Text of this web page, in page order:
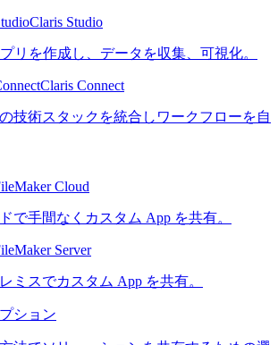
Claris Studio
リを作成し、データを収集、可視化。
Claris Connect
技術スタックを統合しワークフローを自
Cloud
で手間なくカスタム App を共有。
Server
ミスでカスタム App を共有。
ション